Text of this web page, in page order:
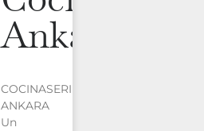
Ankara
COCINASERIE
ANKARA
Un